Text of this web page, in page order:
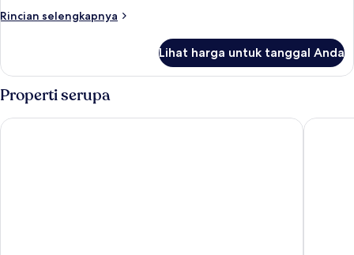
Rincian selengkapnya
Rincian
Apartemen,
1
kamar
tidur
Lihat harga untuk tanggal Anda
Properti serupa
Gran Tagoro Family & Fun Playa Blanca THB